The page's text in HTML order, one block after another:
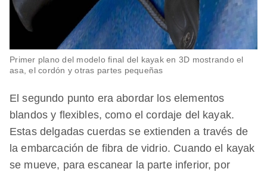
Primer plano del modelo final del kayak en 3D mostrando el
asa, el cordón y otras partes pequeñas
El segundo punto era abordar los elementos
blandos y flexibles, como el cordaje del kayak.
Estas delgadas cuerdas se extienden a través de
la embarcación de fibra de vidrio. Cuando el kayak
se mueve, para escanear la parte inferior, por